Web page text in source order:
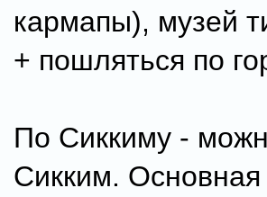
кармапы), музей
+ пошляться по
По Сиккиму -
Сикким. Основная